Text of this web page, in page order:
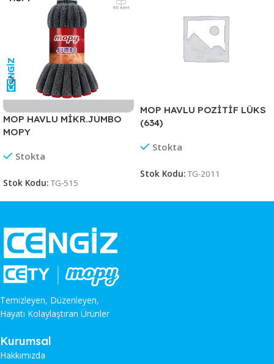
MOP HAVLU MİKR.JUMBO
MOPY
Stokta
Stok Kodu: TG-515
MOP HAVLU POZİTİF LÜKS
(634)
Stokta
Stok Kodu: TG-2011
Temizleyen, Düzenleyen,
Hayatı Kolaylaştıran Ürünler
Kurumsal
Hakkımızda